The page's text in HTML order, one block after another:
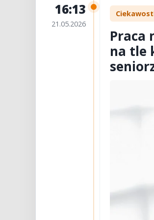
16:13
21.05.2026
Praca
na tle